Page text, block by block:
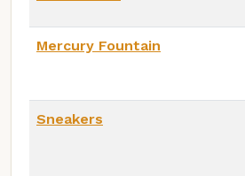
Mercury Fountain
Sneakers